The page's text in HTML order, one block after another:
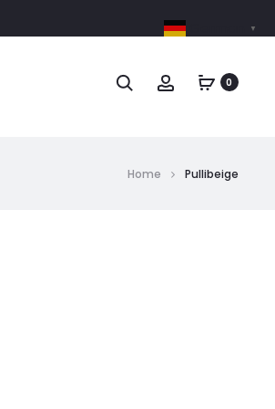
0
Home Pullibeige
▼